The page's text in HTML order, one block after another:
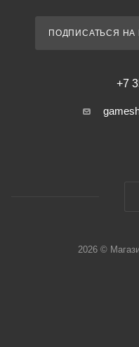
ПОДПИСАТЬСЯ НА
+7
2026 ©